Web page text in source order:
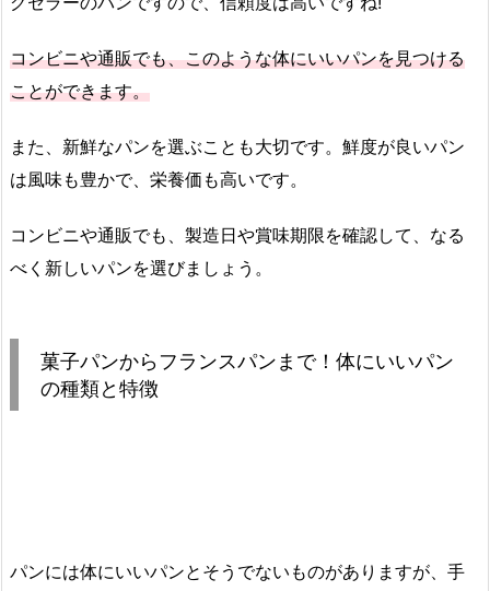
コンビニや通販でも、このような体にいいパンを見つける
ことができます。
また、新鮮なパンを選ぶことも大切です。鮮度が良いパン
は風味も豊かで、栄養価も高いです。
コンビニや通販でも、製造日や賞味期限を確認して、なる
べく新しいパンを選びましょう。
菓子パンからフランスパンまで！体にいいパン
の種類と特徴
パンには体にいいパンとそうでないものがありますが、手